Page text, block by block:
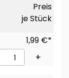
Preis
je Stück
1,99 €*
+